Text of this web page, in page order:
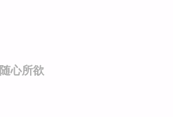
随心所欲